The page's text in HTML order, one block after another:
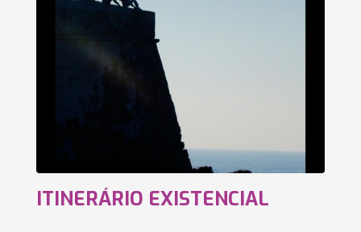
ITINERÁRIO EXISTENCIAL